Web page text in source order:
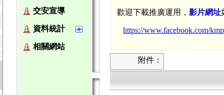
交安宣導
資料統計
相關網站
歡迎下載推廣運用 ， 影片網址
https://www.facebook.com/
附件：